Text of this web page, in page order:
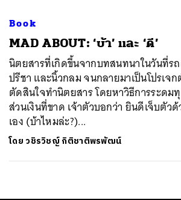
Book
MAD ABOUT: ‘บ้า’ และ ‘ดี’
นิตยสารที่เกิดขึ้นจากบทสนทนาในวันที่ร
ปรีชา และนิ้วกลม จนกลายมาเป็นโปรเจ
ตัดสินใจทำนิตยสาร โดยหาวิธีการระด
ส่วนเงินที่ขาด เจ้าตัวบอกว่า ยินดีเจ็บตัว
เอง (บ้าไหมล่ะ?)...
โดยวชิรวิชญ์ กิติชาติพรพัฒน์